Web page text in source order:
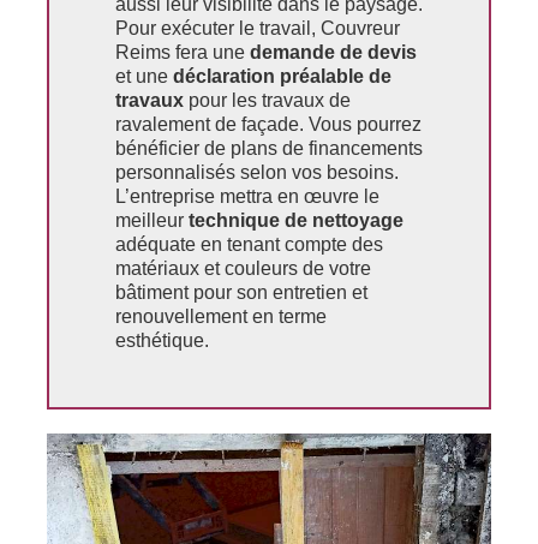
aussi leur visibilité dans le paysage.
Pour exécuter le travail, Couvreur
Reims fera une demande de devis
et une déclaration préalable de
travaux pour les travaux de
ravalement de façade. Vous pourrez
bénéficier de plans de financements
personnalisés selon vos besoins.
L’entreprise mettra en œuvre le
meilleur technique de nettoyage
adéquate en tenant compte des
matériaux et couleurs de votre
bâtiment pour son entretien et
renouvellement en terme
esthétique.